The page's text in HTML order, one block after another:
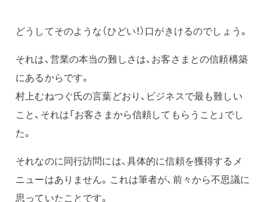
どうしてそのような（ひどい！）口がきけるのでしょう。
それは、営業の本当の難しさは、お客さまとの信頼構築
にあるからです。
村上むねつぐ氏の言葉どおり、ビジネスで最も難しい
こと、それは「お客さまから信頼してもらうこと」でし
た。
それなのに同行訪問には、具体的に信頼を獲得するメ
ニューはありません。これは筆者が、前々から不思議に
思っていたことです。